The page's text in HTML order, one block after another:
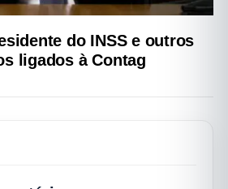
do INSS e outros
ligados à Contag